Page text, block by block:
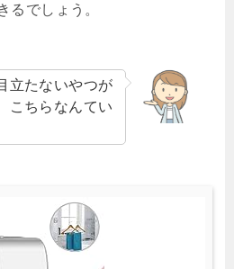
るでしょう。
立たないやつが
こちらなんてい